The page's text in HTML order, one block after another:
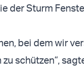
der Sturm
bei dem wir
schützen“,